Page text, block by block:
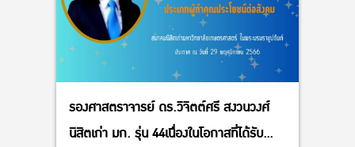
รองศาสตราจารย์ ดร.วิจิตต์ศรี สงวนวงศ์
นิสิตเก่า มก. รุ่น 44เนื่องในโอกาสที่ได้รับ